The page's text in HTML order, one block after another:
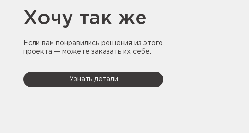
Хочу так же
Если вам понравились решения из этого
проекта — можете заказать их себе.
Узнать детали